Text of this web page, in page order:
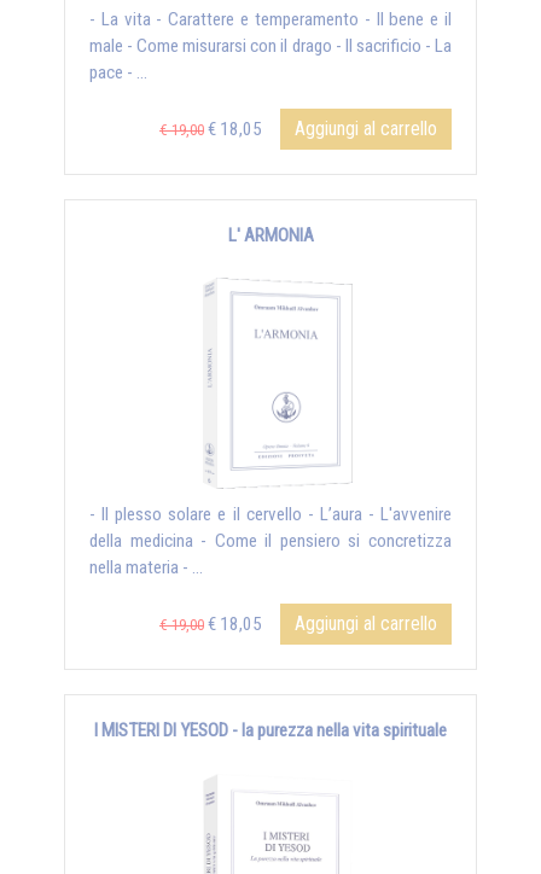
- La vita - Carattere e temperamento - Il bene e il
male - Come misurarsi con il drago - Il sacrificio - La
pace - ...
€ 19,00 € 18,05 Aggiungi al carrello
L' ARMONIA
- Il plesso solare e il cervello - L’aura - L'avvenire
della medicina - Come il pensiero si concretizza
nella materia - ...
€ 19,00 € 18,05 Aggiungi al carrello
I MISTERI DI YESOD - la purezza nella vita spirituale